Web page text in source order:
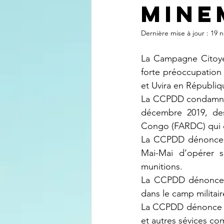
Dernière mise à jour : 19
La Campagne
forte préoccupation
et Uvira en
La CCPDD
décembre 2019,
Congo (FARDC)
La CCPDD
Mai-Mai d’opérer
munitions.
La CCPDD
dans le camp
La CCPDD
et autres sévices